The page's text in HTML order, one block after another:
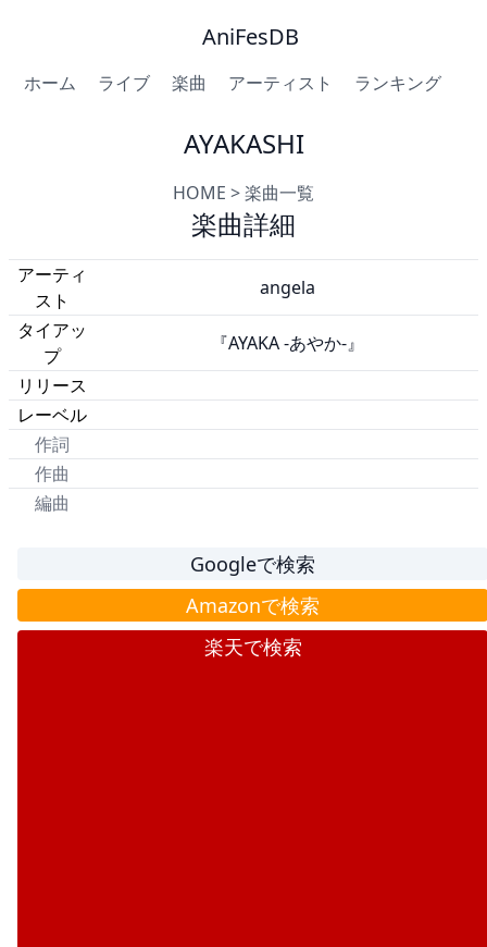
AniFesDB
ホーム ライブ 楽曲 アーティスト ランキング
AYAKASHI
HOME >楽曲一覧
楽曲詳細
アーティ
スト
angela
タイアッ
プ
『AYAKA -あやか-』
リリース
レーベル
作詞
作曲
編曲
Googleで検索
Amazonで検索
楽天で検索